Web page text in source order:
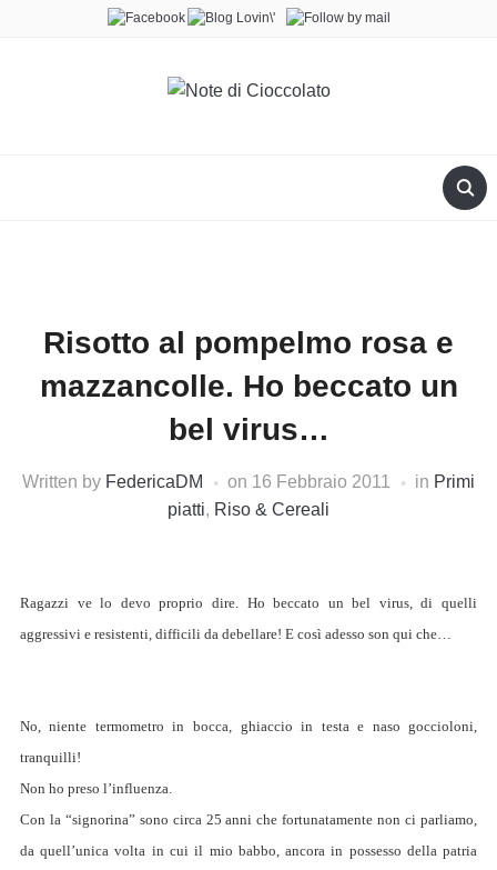
Risotto al pompelmo rosa e
mazzancolle. Ho beccato un
bel virus…
Written by FedericaDM on 16 Febbraio 2011 in Primi
piatti, Riso & Cereali
Ragazzi ve lo devo proprio dire. Ho beccato un bel virus, di quelli
aggressivi e resistenti, difficili da debellare! E così adesso son qui che…
No, niente termometro in bocca, ghiaccio in testa e naso goccioloni,
tranquilli!
Non ho preso l’influenza.
Con la “signorina” sono circa 25 anni che fortunatamente non ci parliamo,
da quell’unica volta in cui il mio babbo, ancora in possesso della patria